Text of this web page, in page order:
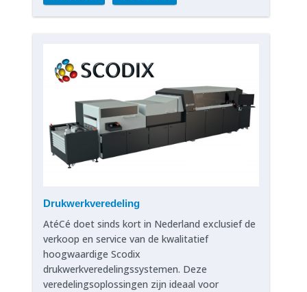
Drukwerkveredeling
AtéCé doet sinds kort in Nederland exclusief de
verkoop en service van de kwalitatief
hoogwaardige Scodix
drukwerkveredelingssystemen. Deze
veredelingsoplossingen zijn ideaal voor